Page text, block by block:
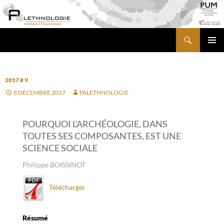
Aller
au
contenu
2017 # 9
8 DÉCEMBRE 2017
PALETHNOLOGIE
POURQUOI L’ARCHÉOLOGIE, DANS
TOUTES SES COMPOSANTES, EST UNE
SCIENCE SOCIALE
Philippe BOISSINOT
Télécharger
Résumé